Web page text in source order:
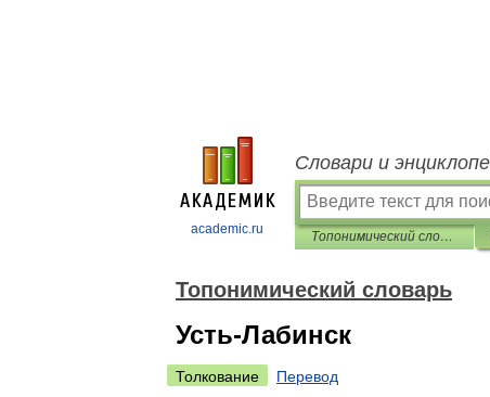
academic.ru
Словари и
Топонимический словарь
Топонимический словарь
Усть-Лабинск
Толкование
Перевод